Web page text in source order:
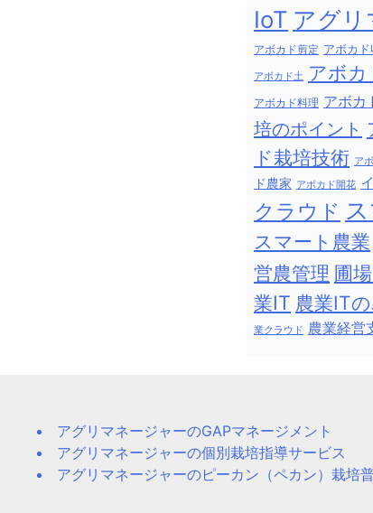
IoT アグリ
アボカド剪定 アボカド
アボカド土 アボカ
アボカド料理 アボカ
培のポイント
ド栽培技術 ア
ド農家 アボカド開花
クラウド
スマート農業
営農管理 圃
業IT 農業IT
業クラウド 農業経営
アグリマネージャーのGAPマネージメント
アグリマネージャーの個別栽培指導サービス
アグリマネージャーのピーカン（ペカン）栽培